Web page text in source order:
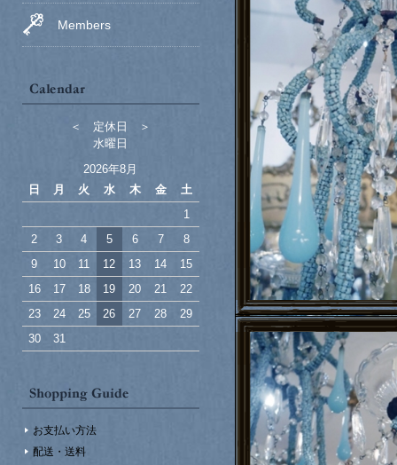
Members
＜ 定休日 ＞
水曜日
2026年8月
日
月 火 水 木 金
土
1
2
3 4 5 6 7
8
9
10 11 12 13 14
15
16
17 18 19 20 21
22
23
24 25 26 27 28
29
30
31
お支払い方法
配送・送料